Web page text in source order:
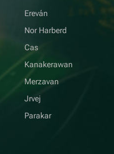
Ereván
Nor Harberd
Cas
Kanakerawan
Merzavan
Jrvej
Parakar